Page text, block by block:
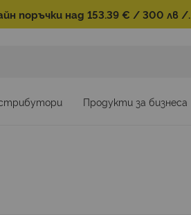
поръчки над 153.39 € / 300 лв /.
Продукти за бизнеса